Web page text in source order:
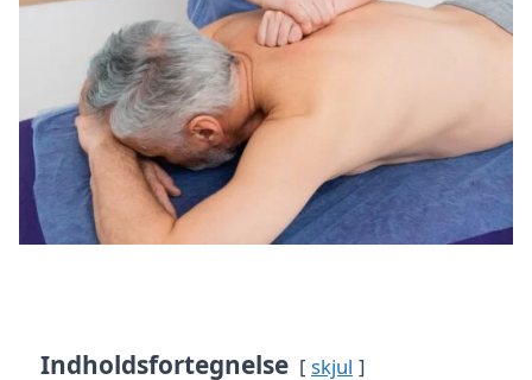
Indholdsfortegnelse skjul